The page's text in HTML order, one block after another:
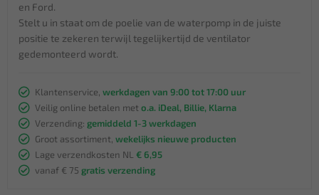
en Ford.
Stelt u in staat om de poelie van de waterpomp in de juiste
positie te zekeren terwijl tegelijkertijd de ventilator
gedemonteerd wordt.
Klantenservice, werkdagen van 9:00 tot 17:00 uur
Veilig online betalen met o.a. iDeal, Billie, Klarna
Verzending: gemiddeld 1-3 werkdagen
Groot assortiment, wekelijks nieuwe producten
Lage verzendkosten NL € 6,95
vanaf € 75 gratis verzending